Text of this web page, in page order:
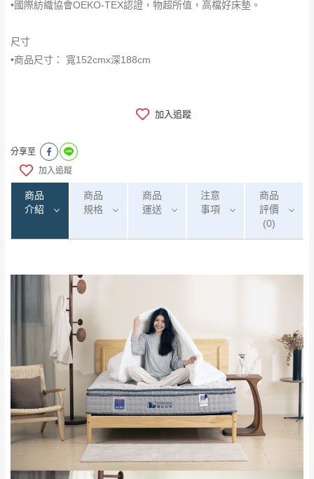
•國際紡織協會OEKO-TEX認證，物超所值，高檔好床墊。
尺寸
•商品尺寸： 寬152cmx深188cm
加入追蹤
分享至
加入追蹤
商品
介紹
商品
規格
商品
運送
注意
事項
商品
評價
(0)
運送地 運送費用
偏遠地區
（請先線上詢問 LINE
→
@dershin
桃園 復興鄉
峨眉鄉、五峰鄉、
注意事項：
由於
品項繁多，網頁無法及時更新，如有需
要購買商品，請於出發前來電或到「官方
Line客服」來信確認商品是否有「現貨」與
「金額」。
若商品價格或庫存有異常，商家有權取消訂
單。部分網路商品恕無法更改原設計或客製，敬請
見諒！
接單後二日內(不含例假日)，我們客服會與您
電話聯絡或E-Mail通知確認訂單。
/5 (0)筆
全部 依評論高至低排列
依評論低至高排列 只顯示附上圖片
只顯示附上評論